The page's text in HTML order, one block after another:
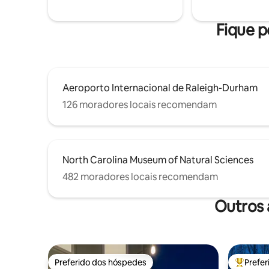
estimação são bem-vindos (taxa
Fique
Aeroporto Internacional de Raleigh-Durham
126 moradores locais recomendam
North Carolina Museum of Natural Sciences
482 moradores locais recomendam
Outros
Preferido dos hóspedes